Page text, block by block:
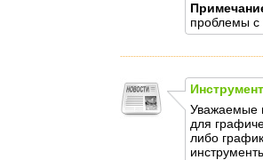
проблемы с
Уважаемые
для
либо